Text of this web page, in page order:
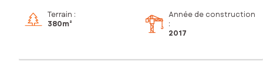
Terrain :
380m²
Année de construction
:
2017